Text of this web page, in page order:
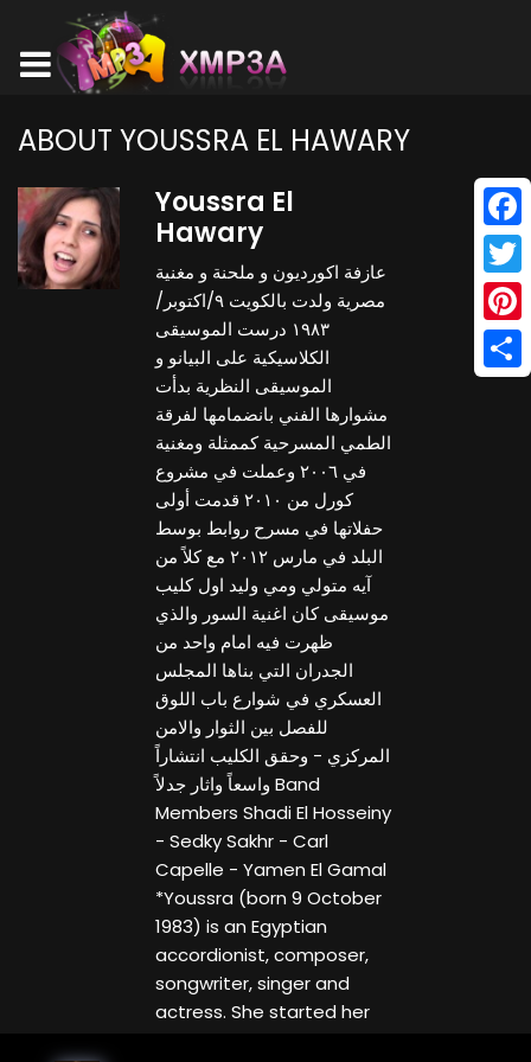
ABOUT YOUSSRA EL HAWARY
Youssra El
Hawary
عازفة اكورديون و ملحنة و مغنية
مصرية ولدت بالكويت ٩/اكتوبر/
١٩٨٣ درست الموسيقى
الكلاسيكية على البيانو و
الموسيقى النظرية بدأت
مشوارها الفني بانضمامها لفرقة
الطمي المسرحية كممثلة ومغنية
في ٢٠٠٦ وعملت في مشروع
كورل من ٢٠١٠ قدمت أولى
حفلاتها في مسرح روابط بوسط
البلد في مارس ٢٠١٢ مع كلاً من
آيه متولي ومي وليد اول كليب
موسيقى كان اغنية السور والذي
ظهرت فيه امام واحد من
الجدران التي بناها المجلس
العسكري في شوارع باب اللوق
للفصل بين الثوار والامن
المركزي - وحقق الكليب انتشاراً
واسعاً واثار جدلاً Band
Members Shadi El Hosseiny
- Sedky Sakhr - Carl
Capelle - Yamen El Gamal
*Youssra (born 9 October
1983) is an Egyptian
accordionist, composer,
songwriter, singer and
actress. She started her